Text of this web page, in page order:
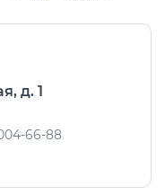
д. 1
66-88